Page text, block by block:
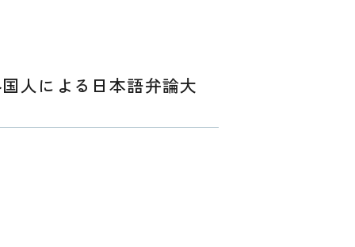
人による日本語弁論大